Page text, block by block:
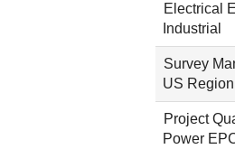
Electrical
Industrial
Survey
US Region
Project
Power